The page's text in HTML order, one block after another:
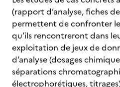
(rapport d’analyse, fiches
permettent de confronter
qu’ils rencontreront dans
exploitation de jeux de
d’analyse (dosages
séparations
électrophorétiques,